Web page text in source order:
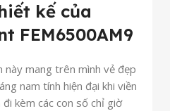
kế của
FEM6500AM9
này mang trên mình vẻ đẹp
nam tính hiện đại khi viền
kèm các con số chỉ giờ